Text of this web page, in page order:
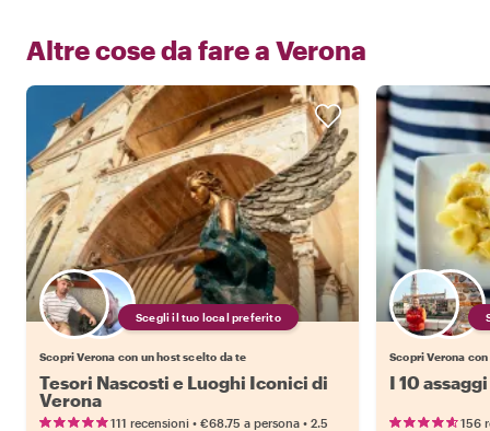
Altre cose da fare a Verona
Scegli il tuo local preferito
Scopri Verona con un host scelto da te
Tesori Nascosti e Luoghi Iconici di
Verona
111 recensioni • €68.75 a persona • 2.5
Scopri Verona
I 10
156